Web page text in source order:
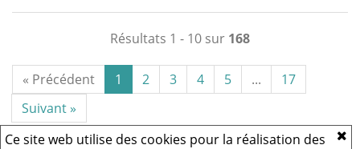
Ce site web utilise des cookies pour la réalisation des
Résultats 1 - 10 sur 168
« Précédent 1 2 3 4 5 ...
17
Suivant »